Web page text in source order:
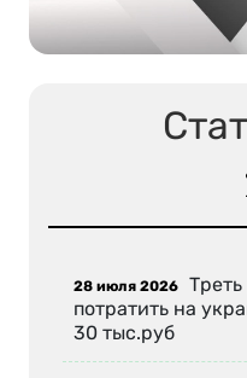
28 июля 2026
потратить на
30 тыс.руб